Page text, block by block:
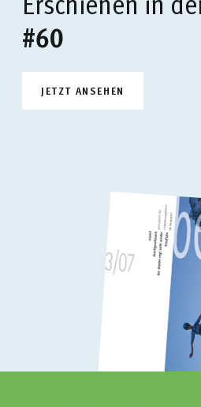
#60
JETZT ANSEHEN